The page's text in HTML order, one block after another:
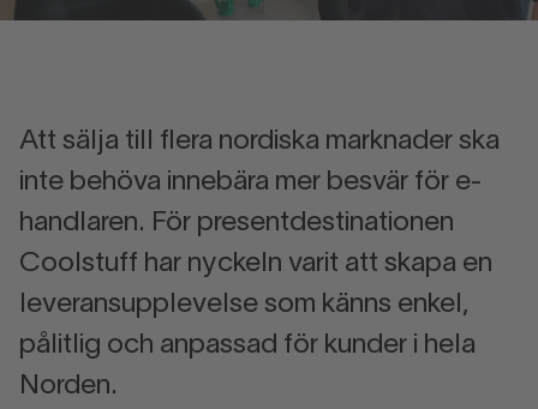
Att sälja till flera nordiska marknader ska
inte behöva innebära mer besvär för e-
handlaren. För presentdestinationen
Coolstuff har nyckeln varit att skapa en
leveransupplevelse som känns enkel,
pålitlig och anpassad för kunder i hela
Norden.